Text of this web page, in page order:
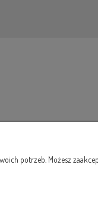
potrzeb. Możesz